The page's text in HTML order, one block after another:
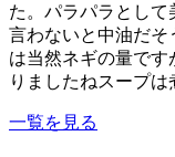
た。パラパラとして
言わないと中油だそ
は当然ネギの量で
りましたねスープは
一覧を見る